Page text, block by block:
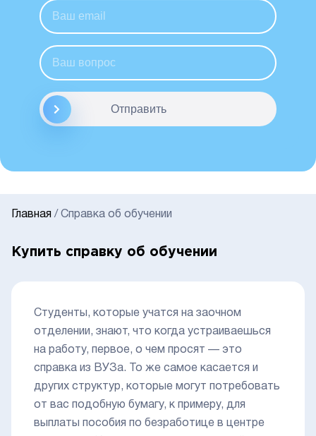
Отправить
Главная / Справка об обучении
Купить справку об обучении
Студенты, которые учатся на заочном
отделении, знают, что когда устраиваешься
на работу, первое, о чем просят — это
справка из ВУЗа. То же самое касается и
других структур, которые могут потребовать
от вас подобную бумагу, к примеру, для
выплаты пособия по безработице в центре